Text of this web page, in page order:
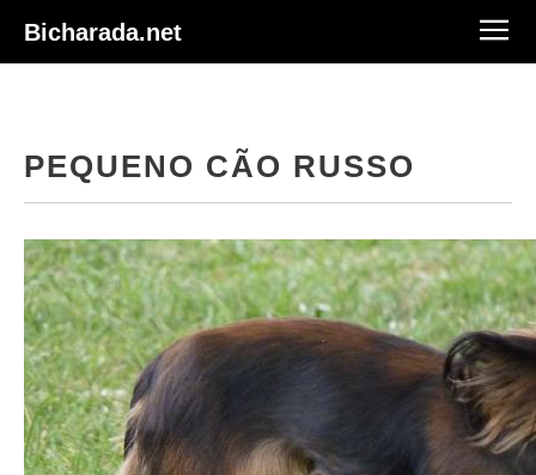
Bicharada.net
PEQUENO CÃO RUSSO